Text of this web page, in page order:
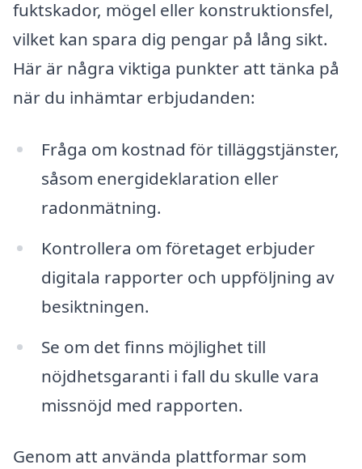
fuktskador, mögel eller konstruktionsfel,
vilket kan spara dig pengar på lång sikt.
Här är några viktiga punkter att tänka på
när du inhämtar erbjudanden:
Fråga om kostnad för tilläggstjänster,
såsom energideklaration eller
radonmätning.
Kontrollera om företaget erbjuder
digitala rapporter och uppföljning av
besiktningen.
Se om det finns möjlighet till
nöjdhetsgaranti i fall du skulle vara
missnöjd med rapporten.
Genom att använda plattformar som